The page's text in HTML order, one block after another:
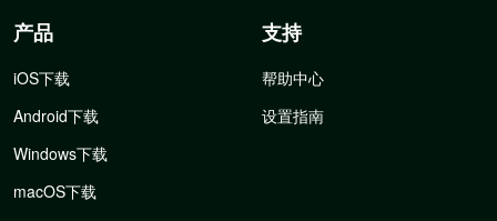
产品
iOS下载
Android下载
Windows下载
macOS下载
支持
帮助中心
设置指南